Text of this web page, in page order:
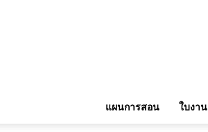
แผนการสอน ใบงาน